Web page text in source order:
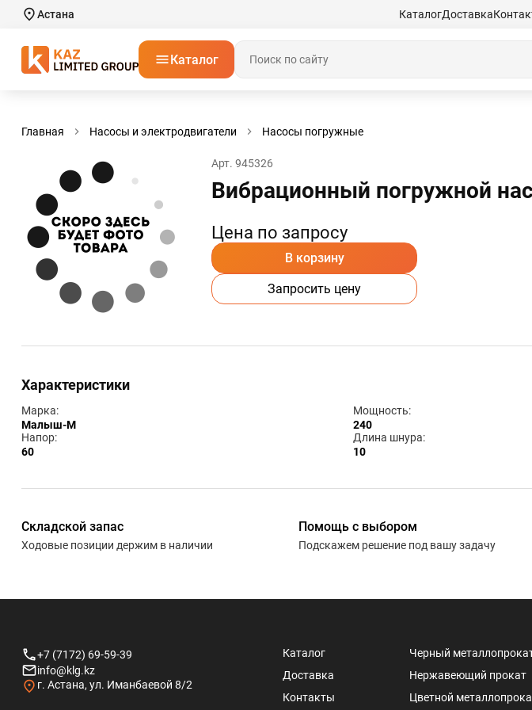
Астана КаталогДоставка
Каталог
Главная Насосы и электродвигатели Насосы погружные
Арт. 945326
Вибрационный погружной
Цена по запросу
В корзину
Запросить цену
Характеристики
Марка:
Малыш-М
Мощность:
240
Напор:
60
Длина шнура:
10
Складской запас
Ходовые позиции держим в наличии
Помощь с выбором
Подскажем решение под вашу задачу
+7 (7172) 69-59-39
info@klg.kz
г. Астана, ул. Иманбаевой 8/2
Каталог
Доставка
Контакты
Черный
Нержавеющий прокат
Цветной